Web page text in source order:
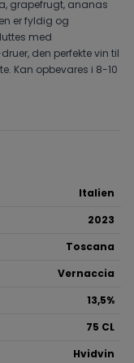
grapefrugt, ananas
er fyldig og
med
den perfekte vin til
Kan opbevares i 8-10
Italien
2023
Toscana
Vernaccia
13,5%
75 CL
Hvidvin